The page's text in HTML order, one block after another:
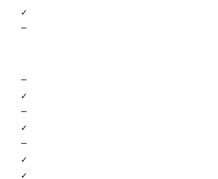
✓
—
—
✓
—
✓
—
✓
✓